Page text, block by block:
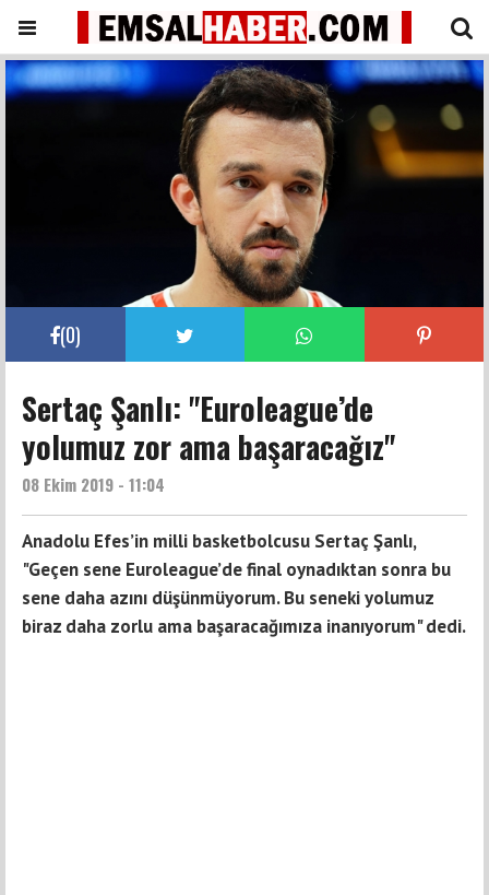
(0)
Sertaç Şanlı: "Euroleague’de
yolumuz zor ama başaracağız"
08 Ekim 2019 - 11:04
Anadolu Efes’in milli basketbolcusu Sertaç Şanlı,
"Geçen sene Euroleague’de final oynadıktan sonra bu
sene daha azını düşünmüyorum. Bu seneki yolumuz
biraz daha zorlu ama başaracağımıza inanıyorum" dedi.